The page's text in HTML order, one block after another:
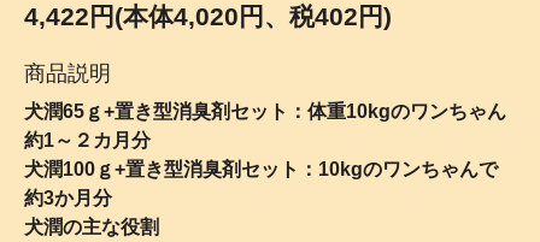
4,422円(本体4,020円、税402円)
商品説明
犬潤65ｇ+置き型消臭剤セット：体重10kgのワンちゃん
約1～２カ月分
犬潤100ｇ+置き型消臭剤セット：10kgのワンちゃんで
約3か月分
犬潤の主な役割